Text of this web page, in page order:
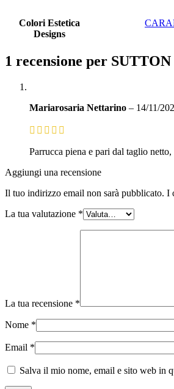
Colori Estetica
Designs
1 recensione per
Mariarosaria Nettarino – 14/11/
Parrucca piena e pari dal taglio
Aggiungi una recensione
Il tuo indirizzo email non sarà pubblicato. I
La tua valutazione *
La tua recensione *
Nome *
Email *
Salva il mio nome, email e sito web in